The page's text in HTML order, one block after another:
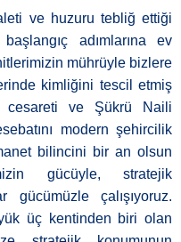
ve huzuru tebliğ ettiği
adımlarına ev
mührüyle bizlere
kimliğini tescil etmiş
cesareti ve Şükrü Naili
modern şehircilik
bilincini bir an olsun
gücüyle, stratejik
çalışıyoruz.
üç kentinden biri olan